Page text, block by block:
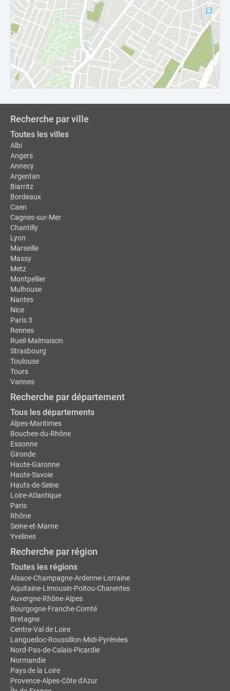
Recherche par ville
Toutes les villes
Albi
Angers
Annecy
Argentan
Biarritz
Bordeaux
Caen
Cagnes-sur-Mer
Chantilly
Lyon
Marseille
Massy
Metz
Montpellier
Mulhouse
Nantes
Nice
Paris 3
Rennes
Rueil-Malmaison
Strasbourg
Toulouse
Tours
Vannes
Recherche par département
Tous les départements
Alpes-Maritimes
Bouches-du-Rhône
Essonne
Gironde
Haute-Garonne
Haute-Savoie
Hauts-de-Seine
Loire-Atlantique
Paris
Rhône
Seine-et-Marne
Yvelines
Recherche par région
Toutes les régions
Alsace-Champagne-Ardenne-Lorraine
Aquitaine-Limousin-Poitou-Charentes
Auvergne-Rhône-Alpes
Bourgogne-Franche-Comté
Bretagne
Centre-Val de Loire
Languedoc-Roussillon-Midi-Pyrénées
Nord-Pas-de-Calais-Picardie
Normandie
Pays de la Loire
Provence-Alpes-Côte d'Azur